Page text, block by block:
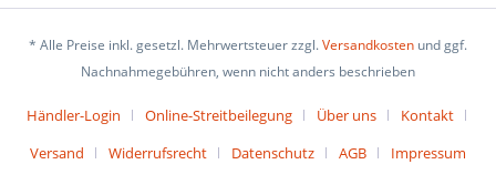
* Alle Preise inkl. gesetzl. Mehrwertsteuer zzgl.Versandkosten und ggf.
Nachnahmegebühren, wenn nicht anders beschrieben
Händler-Login Online-Streitbeilegung Über uns
Kontakt
Versand
Widerrufsrecht Datenschutz AGB Impressum